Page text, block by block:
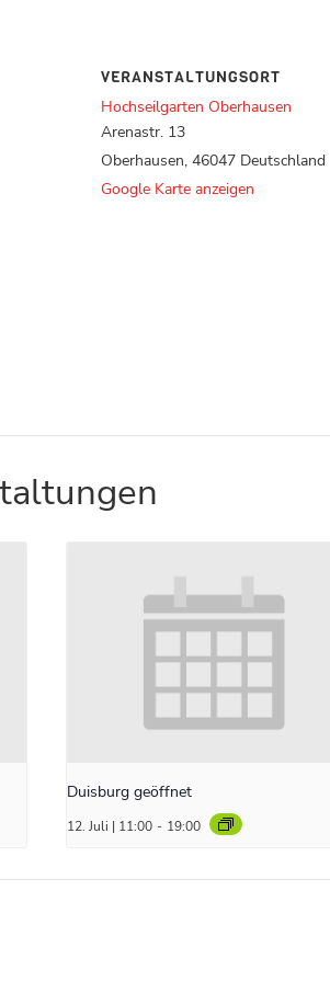
VERANSTALTUNGSORT
Hochseilgarten Oberhausen
Arenastr. 13
Oberhausen, 46047 Deutschland
Google Karte anzeigen
Duisburg geöffnet
12. Juli | 11:00 - 19:00